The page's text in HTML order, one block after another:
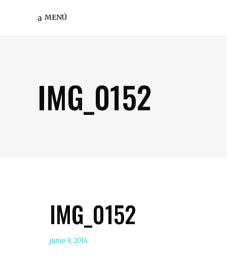
MENÚ
IMG_0152
IMG_0152
junio 9, 2014